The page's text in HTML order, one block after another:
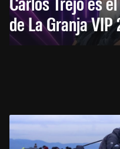
de La Granja VIP